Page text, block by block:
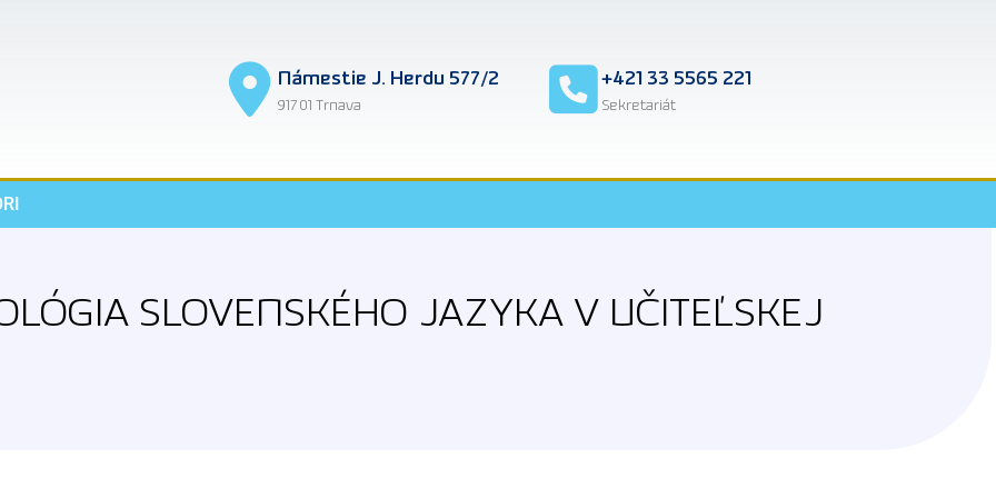
Námestie J. Herdu 577/2
917 01 Trnava
+421 33 5565 221
Sekretariát
SLOVENSKÉHO JAZYKA V UČITEĽSKEJ